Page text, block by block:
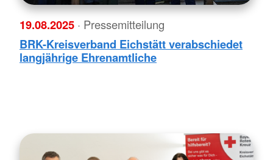
19.08.2025 · Pressemitteilung
BRK-Kreisverband Eichstätt verabschiedet
langjährige Ehrenamtliche